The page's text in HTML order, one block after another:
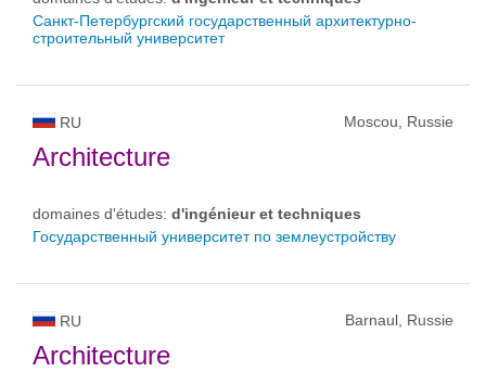
Санкт-Петербургский государственный архитектурно-
строительный университет
RU Moscou, Russie
Architecture
domaines d'études: d'ingénieur et techniques
Государственный университет по землеустройству
RU Barnaul, Russie
Architecture